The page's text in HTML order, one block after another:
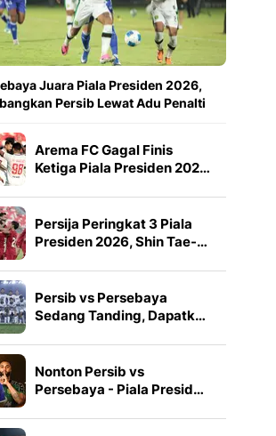
Juara Piala Presiden 2026,
Persib Lewat Adu Penalti
Arema FC Gagal Finis
Ketiga Piala Presiden 202…
Persija Peringkat 3 Piala
Presiden 2026, Shin Tae-…
Persib vs Persebaya
Sedang Tanding, Dapatk…
Nonton Persib vs
Persebaya - Piala Presid…